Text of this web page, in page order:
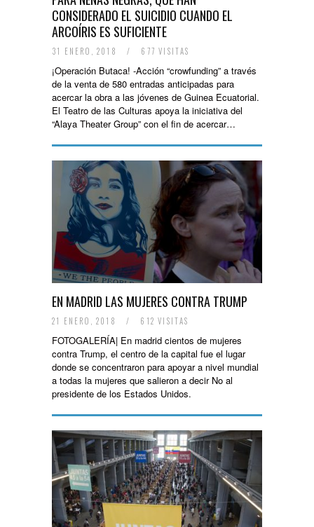
CONSIDERADO EL SUICIDIO CUANDO EL
ARCOÍRIS ES SUFICIENTE
31 ENERO, 2018 / 677 VISITAS
¡Operación Butaca! -Acción “crowfunding” a través
de la venta de 580 entradas anticipadas para
acercar la obra a las jóvenes de Guinea Ecuatorial.
El Teatro de las Culturas apoya la iniciativa del
“Alaya Theater Group” con el fin de acercar…
EN MADRID LAS MUJERES CONTRA TRUMP
21 ENERO, 2018 / 612 VISITAS
FOTOGALERÍA| En madrid cientos de mujeres
contra Trump, el centro de la capital fue el lugar
donde se concentraron para apoyar a nivel mundial
a todas la mujeres que salieron a decir No al
presidente de los Estados Unidos.